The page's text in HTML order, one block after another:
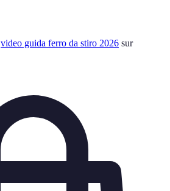
video guida ferro da stiro 2026 sur